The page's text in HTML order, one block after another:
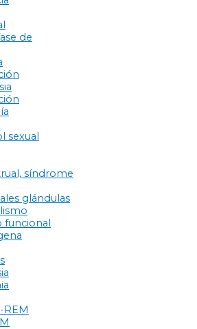
de
sexual
síndrome
glándulas
funcional
REM